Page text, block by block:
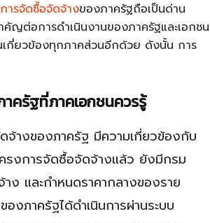
ไทย
สบาย(ดอท)คอม
ารจัดซื้อจัดจ้างของภาครัฐถือเป็นด่าน
ญต่อการดำเนินงานของภาครัฐและเอกชน
กี่ยวข้องทุกภาคส่วนอีกด้วย ดังนั้น การ
ครัฐที่ภาคเอกชนควรรู้
จ้างของภาครัฐ มีความเกี่ยวข้องกับ
รงการจัดซื้อจัดจ้างแล้ว ยังมีกรม
ง และกำหนดราคากลางของราย
งภาครัฐได้ดำเนินการผ่านระบบ